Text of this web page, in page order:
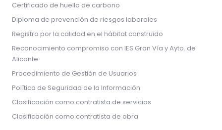
Certificado de huella de carbono
Diploma de prevención de riesgos laborales
Registro por la calidad en el hábitat construido
Reconocimiento compromiso con IES Gran Vía y Ayto. de
Alicante
Procedimiento de Gestión de Usuarios
Política de Seguridad de la Información
Clasificación como contratista de servicios
Clasificación como contratista de obra